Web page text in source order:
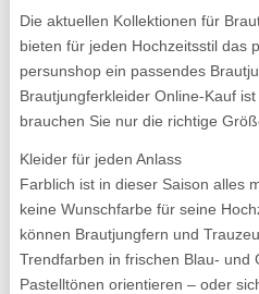
Die aktuellen Kollektionen für
bieten für jeden Hochzeitsstil das
persunshop ein passendes
Brautjungferkleider Online-Kauf
brauchen Sie nur die richtige
Kleider für jeden Anlass
Farblich ist in dieser Saison alles
keine Wunschfarbe für seine
können Brautjungfern und
Trendfarben in frischen Blau- und
Pastelltönen orientieren – oder